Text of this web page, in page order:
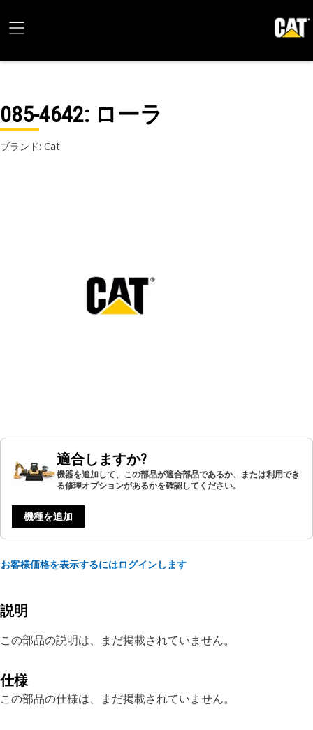
085-4642: ローラ
ブランド: Cat
適合しますか?
機器を追加して、この部品が適合部品であるか、または利用でき
る修理オプションがあるかを確認してください。
機種を追加
お客様価格を表示するにはログインします
説明
この部品の説明は、まだ掲載されていません。
仕様
この部品の仕様は、まだ掲載されていません。